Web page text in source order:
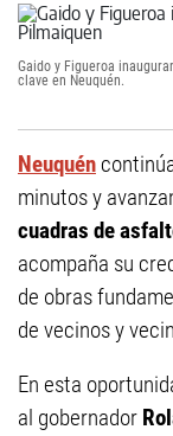
Gaido y Figueroa
clave en Neuquén.
Neuquén
minutos y
cuadras de
acompaña su
de obras
de vecinos y
En esta
al gobernador